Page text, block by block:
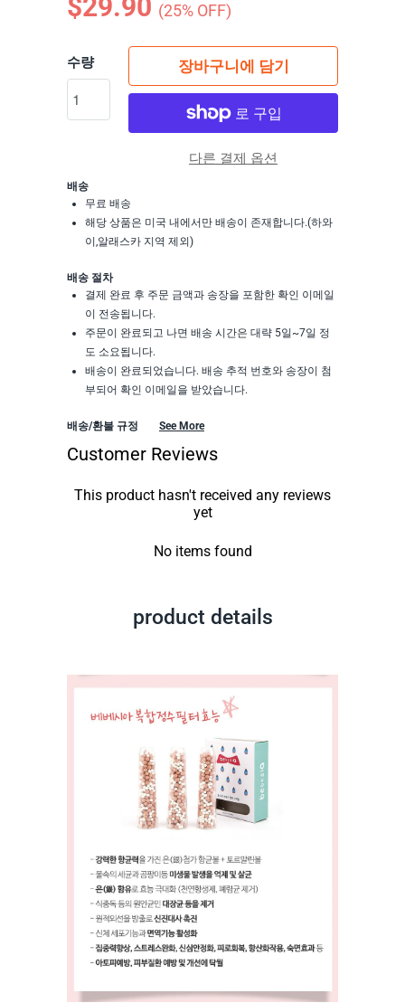
$29.90 (25% OFF)
수량 장바구니에 담기
다른 결제 옵션
배송
무료 배송
해당 상품은 미국 내에서만 배송이 존재합니다.(하와
이,알래스카 지역 제외)
배송 절차
결제 완료 후 주문 금액과 송장을 포함한 확인 이메일
이 전송됩니다.
주문이 완료되고 나면 배송 시간은 대략 5일~7일 정
도 소요됩니다.
배송이 완료되었습니다. 배송 추적 번호와 송장이 첨
부되어 확인 이메일을 받았습니다.
배송/환불 규정 See More
Customer Reviews
This product hasn't received any reviews
yet
No items found
product details